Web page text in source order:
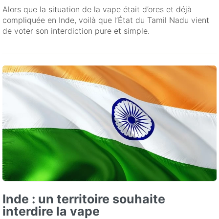
Alors que la situation de la vape était d’ores et déjà
compliquée en Inde, voilà que l’État du Tamil Nadu vient
de voter son interdiction pure et simple.
Inde : un territoire souhaite
interdire la vape